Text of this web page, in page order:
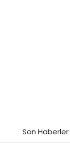
Son Haberler